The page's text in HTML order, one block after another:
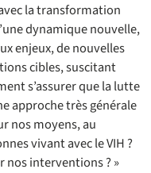
la transformation
dynamique nouvelle,
enjeux, de nouvelles
cibles, suscitant
s’assurer que la lutte
approche très générale
nos moyens, au
vivant avec le VIH ?
nos interventions ? »